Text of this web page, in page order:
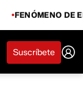
FENÓMENO DE
Suscríbete